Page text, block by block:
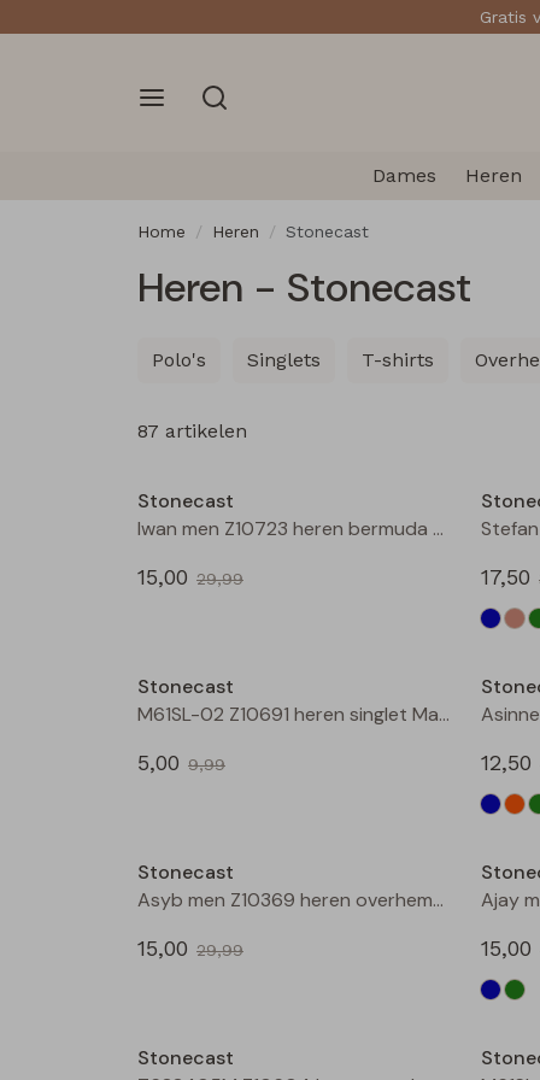
Gratis
Dames Heren
Home Heren Stonecast
Heren - Stonecast
Singlets T-shirts
Polo's
87 artikelen
Stonecast
Iwan men Z10723 heren bermuda Bleached denim
15,00 29,99
17,50
Stonecast
M61SL-02 Z10691 heren singlet Marine
5,00 9,99
12,50
Stonecast
Asyb men Z10369 heren overhemd km Groen mos
15,00 29,99
15,00
Stonecast